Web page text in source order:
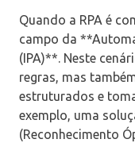
Quando a RPA é
campo da
(IPA)**. Neste
regras, mas
estruturados e
exemplo, uma
(Reconhecimento